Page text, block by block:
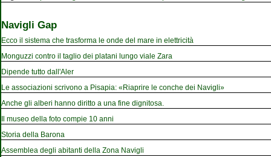
Navigli Gap
Ecco il sistema che trasforma le onde del mare in elettricità
Monguzzi contro il taglio dei platani lungo viale Zara
Dipende tutto dall'Aler
Le associazioni scrivono a Pisapia: «Riaprire le conche dei Navigli»
Anche gli alberi hanno diritto a una fine dignitosa.
Il museo della foto compie 10 anni
Storia della Barona
Assemblea degli abitanti della Zona Navigli